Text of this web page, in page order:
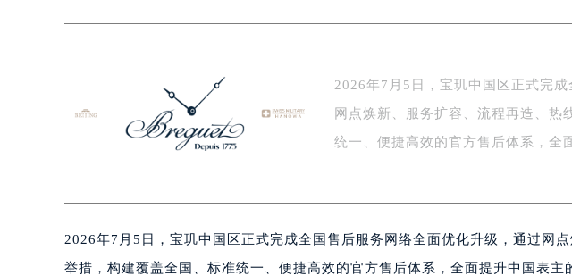
扬州市邗江区国展路29号星耀天地写字楼1号楼18层1803室（需
盐城市盐都区世纪大道5号盐城金融城写字楼1号楼16层1604室
泰州市海陵区永定东路399号置地商务中心东塔写字楼（华润万
绍兴市越城区胜利东路379号世茂天际中心写字楼8层805室（需
嘉兴市南湖区广益路705号嘉兴世界贸易中心写字楼A座13层
2026年7月5日，宝玑中国区正式完
网点焕新、服务扩容、流程再造、热
统一、便捷高效的官方售后体系，全
2026年7月5日，宝玑中国区正式完成全国售后服务网络全面优化升级，通过网
举措，构建覆盖全国、标准统一、便捷高效的官方售后体系，全面提升中国表